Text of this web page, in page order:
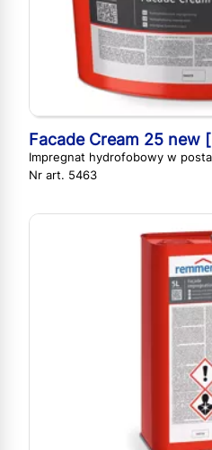
Facade Cream 25 new
Impregnat hydrofobowy w
Nr art. 5463